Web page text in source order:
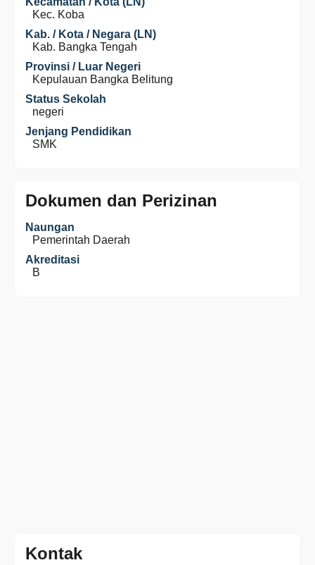
Kec. Koba
Kab. / Kota / Negara (LN)
Kab. Bangka Tengah
Provinsi / Luar Negeri
Kepulauan Bangka Belitung
Status Sekolah
negeri
Jenjang Pendidikan
SMK
Dokumen dan Perizinan
Naungan
Pemerintah Daerah
Akreditasi
B
Kontak